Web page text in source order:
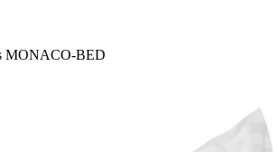
MONACO-BED